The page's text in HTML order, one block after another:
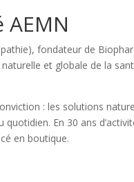
fondateur de
et globale de la
: les solutions
En 30 ans
en boutique.